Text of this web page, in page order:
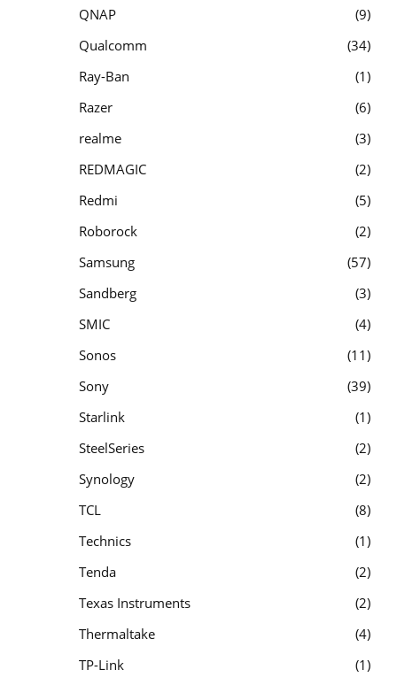
QNAP
9
Qualcomm
34
Ray-Ban
1
Razer
6
realme
3
REDMAGIC
2
Redmi
5
Roborock
2
Samsung
57
Sandberg
3
SMIC
4
Sonos
11
Sony
39
Starlink
1
SteelSeries
2
Synology
2
TCL
8
Technics
1
Tenda
2
Texas Instruments
2
Thermaltake
4
TP-Link
1